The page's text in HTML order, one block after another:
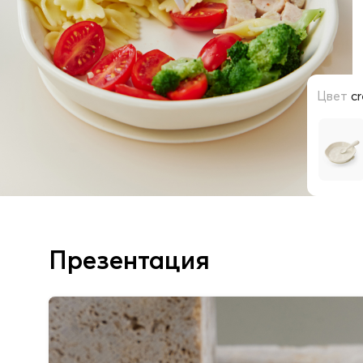
Цвет
Презентация